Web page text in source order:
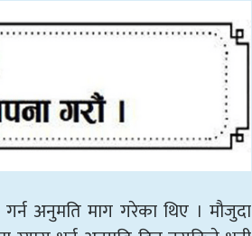
गर्न अनुमति माग गरेका थिए । मौजुदा